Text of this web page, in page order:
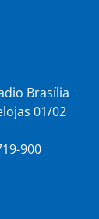
Brasília
01/02
900